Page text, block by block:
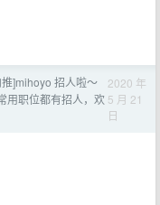
]mihoyo 招人啦～
用职位都有招人，欢
2020 年
5 月 21
日